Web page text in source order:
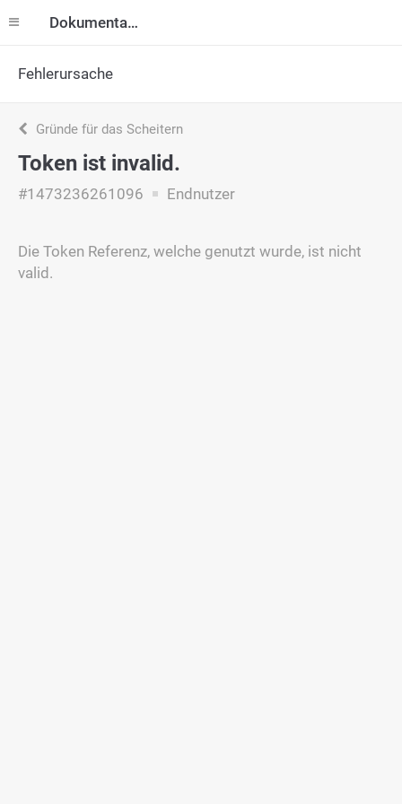
Dokumentation
Fehlerursache
Gründe für das Scheitern
Token ist invalid.
#1473236261096 Endnutzer
Die Token Referenz, welche genutzt wurde, ist nicht
valid.